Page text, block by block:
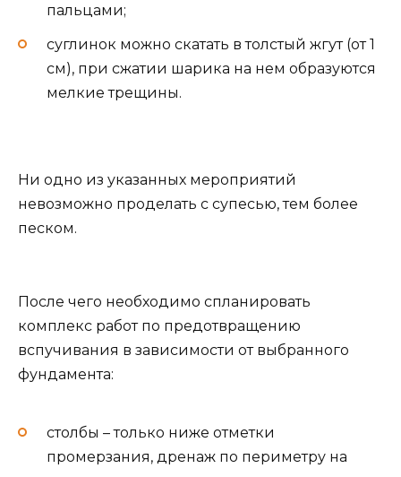
пальцами;
суглинок можно скатать в толстый жгут (от 1
см), при сжатии шарика на нем образуются
мелкие трещины.
Ни одно из указанных мероприятий
невозможно проделать с супесью, тем более
песком.
После чего необходимо спланировать
комплекс работ по предотвращению
вспучивания в зависимости от выбранного
фундамента:
столбы – только ниже отметки
промерзания, дренаж по периметру на